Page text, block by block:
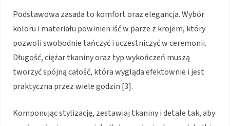
Podstawowa zasada to komfort oraz elegancja. Wybór
koloru i materiału powinien iść w parze z krojem, który
pozwoli swobodnie tańczyć i uczestniczyć w ceremonii.
Długość, ciężar tkaniny oraz typ wykończeń muszą
tworzyć spójną całość, która wygląda efektownie i jest
praktyczna przez wiele godzin [3].
Komponując stylizację, zestawiaj tkaniny i detale tak, aby